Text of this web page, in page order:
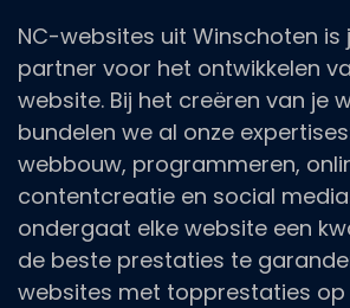
NC-websites uit Winschoten is
partner voor het ontwikkelen
website. Bij het creëren van je
bundelen we al onze
webbouw, programmeren,
contentcreatie en social
ondergaat elke website een
de beste prestaties te
websites met topprestaties op